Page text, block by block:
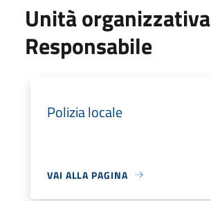
Unità organizzativa
Responsabile
Polizia locale
VAI ALLA PAGINA